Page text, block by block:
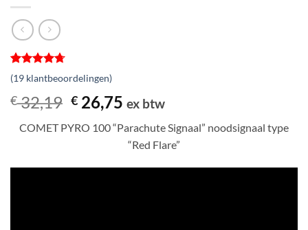
Gewaardeerd
4.68op 5
gebaseerd
op
19
(19 klantbeoordelingen)
€32,19 Oorspronkelijke
prijs
was:
€ 26,75 Huidige
is:
€ 26,75.
ex btw
COMET PYRO 100 “Parachute Signaal” noodsignaal type
“Red Flare”